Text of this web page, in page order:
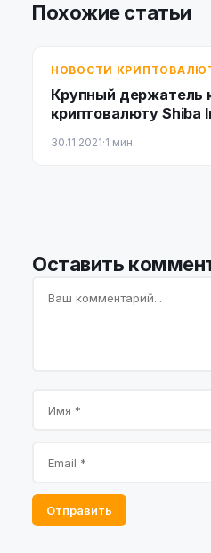
Похожие статьи
НОВОСТИ
Крупный держатель
криптовалюту Shiba
30.11.2021·1 мин.
Оставить
Отправить